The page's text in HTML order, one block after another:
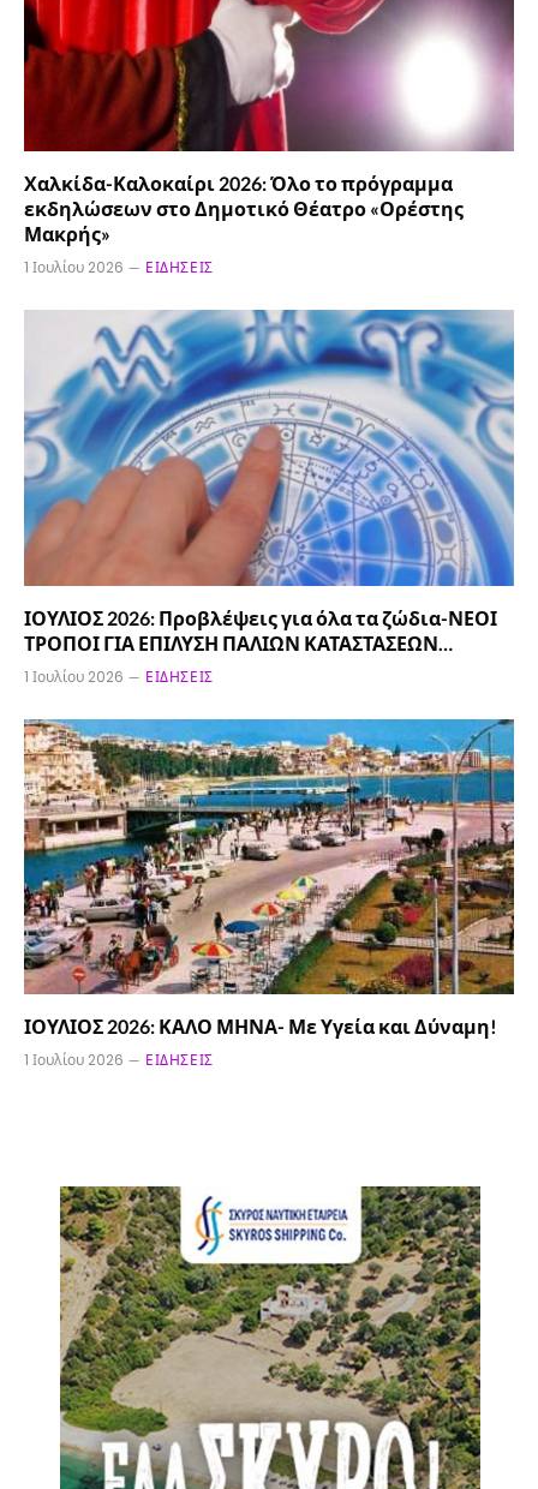
Χαλκίδα-Καλοκαίρι 2026: Όλο το πρόγραμμα
εκδηλώσεων στο Δημοτικό Θέατρο «Ορέστης
Μακρής»
1 Ιουλίου 2026 ΕΙΔΉΣΕΙΣ
ΙΟΥΛΙΟΣ 2026: Προβλέψεις για όλα τα ζώδια-ΝΕΟΙ
ΤΡΟΠΟΙ ΓΙΑ ΕΠΙΛΥΣΗ ΠΑΛΙΩΝ ΚΑΤΑΣΤΑΣΕΩΝ…
1 Ιουλίου 2026 ΕΙΔΉΣΕΙΣ
ΙΟΥΛΙΟΣ 2026: ΚΑΛΟ ΜΗΝΑ- Με Υγεία και Δύναμη!
1 Ιουλίου 2026 ΕΙΔΉΣΕΙΣ